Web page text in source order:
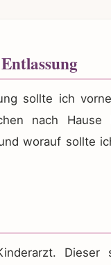
sollte ich
nach Hause
worauf sollte
Dieser